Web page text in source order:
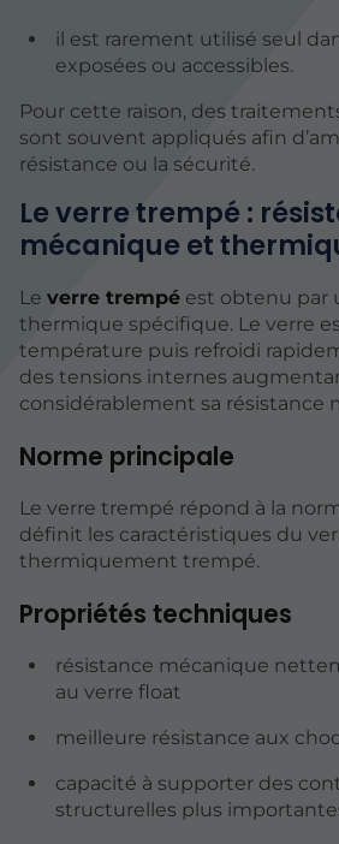
il est rarement utilisé seul
exposées ou accessibles.
Pour cette raison, des
sont souvent appliqués afin
résistance ou la sécurité.
Le verre trempé :
mécanique et
Le verre trempé est obtenu par
thermique spécifique. Le verre
température puis refroidi
des tensions internes
considérablement sa résistance
Norme principale
Le verre trempé répond à la
définit les caractéristiques du
thermiquement trempé.
Propriétés techniques
résistance mécanique
au verre float
meilleure résistance aux
capacité à supporter des
structurelles plus